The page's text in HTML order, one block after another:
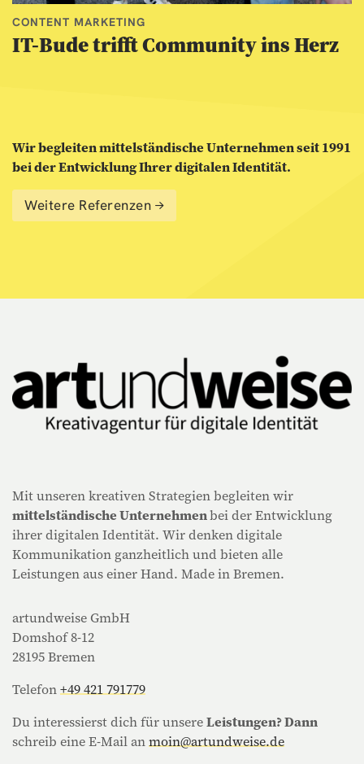
CONTENT MARKETING
IT-Bude trifft Community ins Herz
Wir begleiten mittel­ständische Unter­nehmen seit 1991
bei der Entwicklung Ihrer digitalen Identität.
Weitere Referenzen
Mit unseren kreativen Strategien begleiten wir
mittelständische Unternehmenbei der Entwicklung
ihrer digitalen Identität. Wir denken digitale
Kommunikation ganzheitlich und bieten alle
Leistungen aus einer Hand. Made in Bremen.
artundweise GmbH
Domshof 8-12
28195 Bremen
Telefon+49 421 791779
Du interessierst dich für unsereLeistungen? Dann
schreib eine E-Mail anmoin@artundweise.de